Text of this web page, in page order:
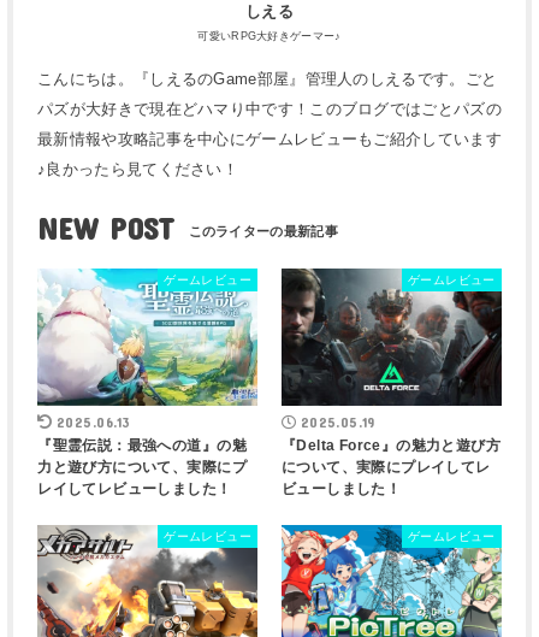
しえる
可愛いRPG大好きゲーマー♪
こんにちは。『しえるのGame部屋』管理人のしえるです。ごと
パズが大好きで現在どハマり中です！このブログではごとパズの
最新情報や攻略記事を中心にゲームレビューもご紹介しています
♪良かったら見てください！
NEW POST
ゲームレビュー
2025.06.13
『聖霊伝説：最強への道』の魅
力と遊び方について、実際にプ
レイしてレビューしました！
ゲームレビュー
2025.05.19
『Delta Force』の魅力と遊び方
について、実際にプレイしてレ
ビューしました！
ゲームレビュー ゲームレビュー